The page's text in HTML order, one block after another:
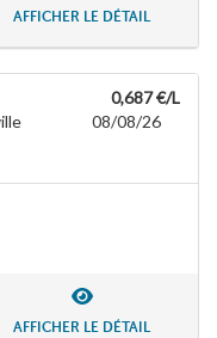
AFFICHER LE DÉTAIL
0,687 €/L
08/08/26
AFFICHER LE DÉTAIL